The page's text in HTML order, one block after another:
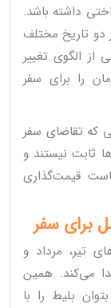
داشته باشد.
دو تاریخ مختلف
از الگوی تغییر
را برای سفر
که تقاضای سفر
ثابت نیستند و
قیمت‌گذاری
برای سفر
تیر، مرداد و
می‌کند. همین
بلیط را با